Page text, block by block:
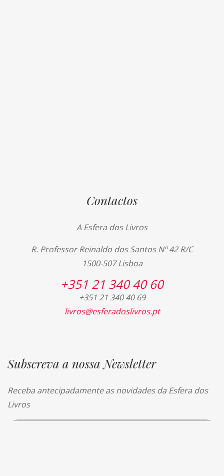
Contactos
A Esfera dos Livros
R. Professor Reinaldo dos Santos Nº 42 R/C
1500-507 Lisboa
+351 21 340 40 60
+351 21 340 40 69
livros@esferadoslivros.pt
Subscreva a nossa Newsletter
Receba antecipadamente as novidades da Esfera dos
Livros